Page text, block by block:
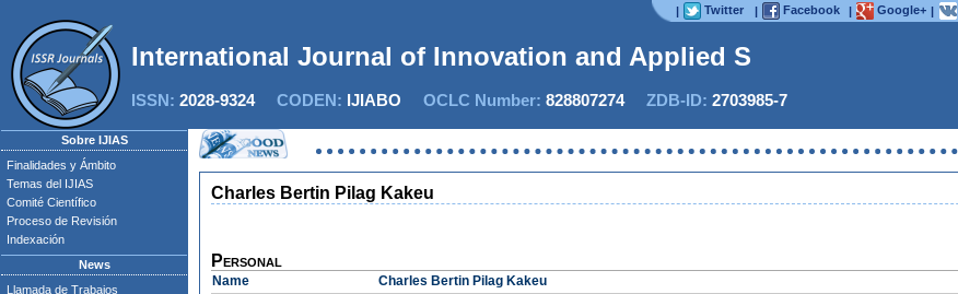
| Twitter | Facebook | Google+ |
International Journal of Innovation and Applied Stu
ISSN: 2028-9324CODEN: IJIABO OCLC Number: 828807274ZDB-ID: 2703985-7
Sobre IJIAS
Finalidades y Ámbito
Temas del IJIAS
Comité Científico
Proceso de Revisión
Indexación
News
Llamada de Trabajos
Charles Bertin Pilag Kakeu
Personal
Name
Charles Bertin Pilag Kakeu